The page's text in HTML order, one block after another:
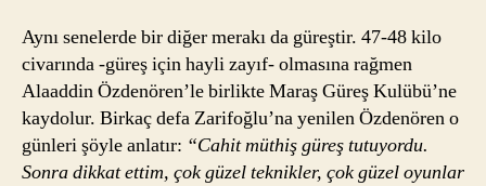
Aynı senelerde bir diğer merakı da güreştir. 47-48 kilo
civarında -güreş için hayli zayıf- olmasına rağmen
Alaaddin Özdenören’le birlikte Maraş Güreş Kulübü’ne
kaydolur. Birkaç defa Zarifoğlu’na yenilen Özdenören o
günleri şöyle anlatır: “Cahit müthiş güreş tutuyordu.
Sonra dikkat ettim, çok güzel teknikler, çok güzel oyunlar